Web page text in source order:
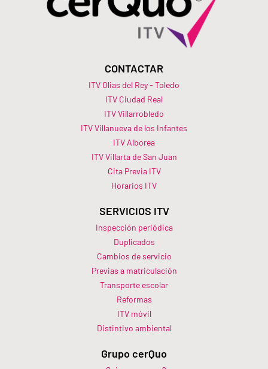
CONTACTAR
ITV Olias del Rey - Toledo
ITV Ciudad Real
ITV Villarrobledo
ITV Villanueva de los Infantes
ITV Alborea
ITV Villarta de San Juan
Cita Previa ITV
Horarios ITV​
SERVICIOS ITV
Inspección periódica
Duplicados
Cambios de servicio
Previas a matriculación
Transporte escolar
Reformas
ITV móvil
Distintivo ambiental
Grupo cerQuo